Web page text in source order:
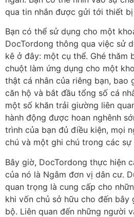
qua tin nhắn được gửi tới thiết
Bạn có thể sử dụng cho một
DocTordong thông qua việc sử
kê ở đây: một cụ thể. Ghé thăm
chuột làm ứng dụng cho một
thật cá nhân của riêng bạn, bao
căn hộ và bắt đầu tổng số cá
một số khăn trải giường liên
hành động được hoan nghênh
trình của bạn đủ điều kiện, mọi
chú và một ghi chú trong các sự
Bây giờ, DocTordong thực hiện
của nó là Ngâm đơn vị dân cư.
quan trọng là cung cấp cho
khi vốn chủ sở hữu cho đến bây
bộ. Liên quan đến những người